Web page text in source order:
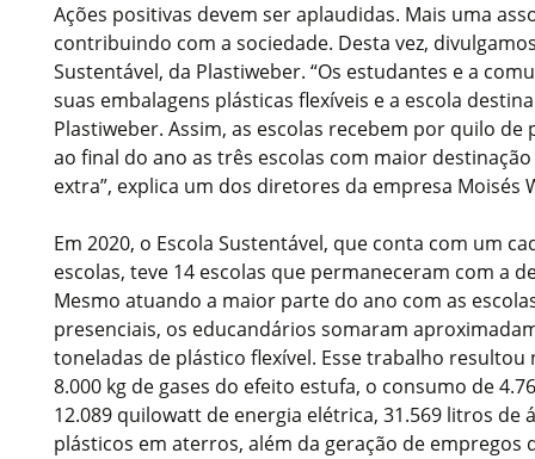
Ações positivas devem ser aplaudidas. Mais uma
contribuindo com a sociedade. Desta vez,
Sustentável, da Plastiweber. “Os estudantes e a
suas embalagens plásticas flexíveis e a escola
Plastiweber. Assim, as escolas recebem por quilo
ao final do ano as três escolas com maior
extra”, explica um dos diretores da empresa Moisés
Em 2020, o Escola Sustentável, que conta com um
escolas, teve 14 escolas que permaneceram com a
Mesmo atuando a maior parte do ano com as
presenciais, os educandários somaram
toneladas de plástico flexível. Esse trabalho resultou
8.000 kg de gases do efeito estufa, o consumo de
12.089 quilowatt de energia elétrica, 31.569 litros de
plásticos em aterros, além da geração de empregos